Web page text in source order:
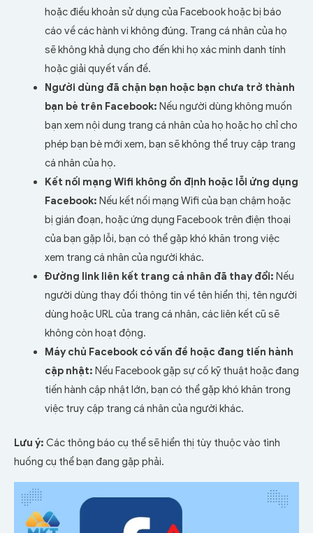
hoặc điều khoản sử dụng của Facebook hoặc bị báo
cáo về các hành vi không đúng. Trang cá nhân của họ
sẽ không khả dụng cho đến khi họ xác minh danh tính
hoặc giải quyết vấn đề.
Người dùng đã chặn bạn hoặc bạn chưa trở thành
bạn bè trên Facebook: Nếu người dùng không muốn
bạn xem nội dung trang cá nhân của họ hoặc họ chỉ cho
phép bạn bè mới xem, bạn sẽ không thể truy cập trang
cá nhân của họ.
Kết nối mạng Wifi không ổn định hoặc lỗi ứng dụng
Facebook: Nếu kết nối mạng Wifi của bạn chậm hoặc
bị gián đoạn, hoặc ứng dụng Facebook trên điện thoại
của bạn gặp lỗi, bạn có thể gặp khó khăn trong việc
xem trang cá nhân của người khác.
Đường link liên kết trang cá nhân đã thay đổi: Nếu
người dùng thay đổi thông tin về tên hiển thị, tên người
dùng hoặc URL của trang cá nhân, các liên kết cũ sẽ
không còn hoạt động.
Máy chủ Facebook có vấn đề hoặc đang tiến hành
cập nhật: Nếu Facebook gặp sự cố kỹ thuật hoặc đang
tiến hành cập nhật lớn, bạn có thể gặp khó khăn trong
việc truy cập trang cá nhân của người khác.
Lưu ý: Các thông báo cụ thể sẽ hiển thị tùy thuộc vào tình
huống cụ thể bạn đang gặp phải.